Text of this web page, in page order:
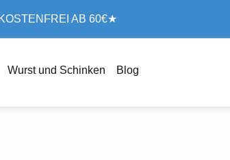
AB 60€★
Wurst und Schinken Blog